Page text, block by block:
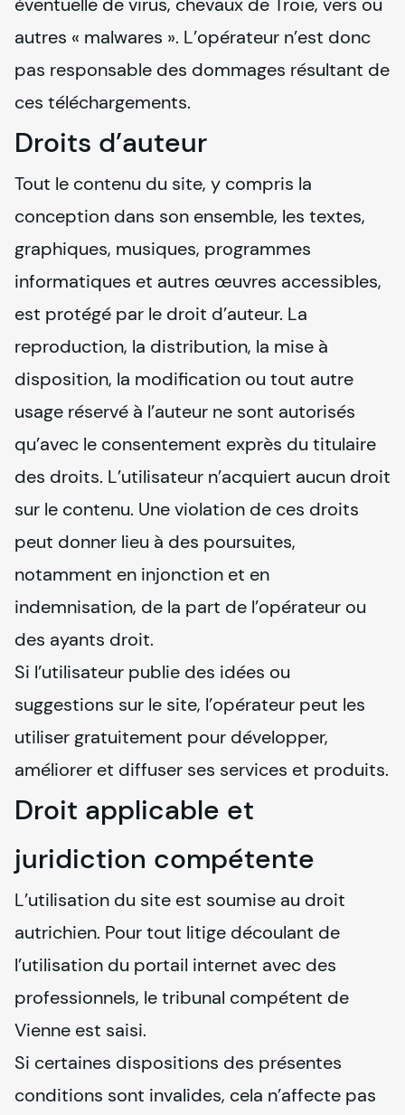
autres « malwares ». L’opérateur n’est donc
pas responsable des dommages résultant de
ces téléchargements.
Droits d’auteur
Tout le contenu du site, y compris la
conception dans son ensemble, les textes,
graphiques, musiques, programmes
informatiques et autres œuvres accessibles,
est protégé par le droit d’auteur. La
reproduction, la distribution, la mise à
disposition, la modification ou tout autre
usage réservé à l’auteur ne sont autorisés
qu’avec le consentement exprès du titulaire
des droits. L’utilisateur n’acquiert aucun droit
sur le contenu. Une violation de ces droits
peut donner lieu à des poursuites,
notamment en injonction et en
indemnisation, de la part de l’opérateur ou
des ayants droit.
Si l’utilisateur publie des idées ou
suggestions sur le site, l’opérateur peut les
utiliser gratuitement pour développer,
améliorer et diffuser ses services et produits.
Droit applicable et
juridiction compétente
L’utilisation du site est soumise au droit
autrichien. Pour tout litige découlant de
l’utilisation du portail internet avec des
professionnels, le tribunal compétent de
Vienne est saisi.
Si certaines dispositions des présentes
conditions sont invalides, cela n’affecte pas